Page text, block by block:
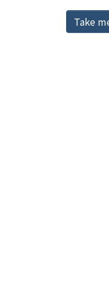
Download Ranking
Take